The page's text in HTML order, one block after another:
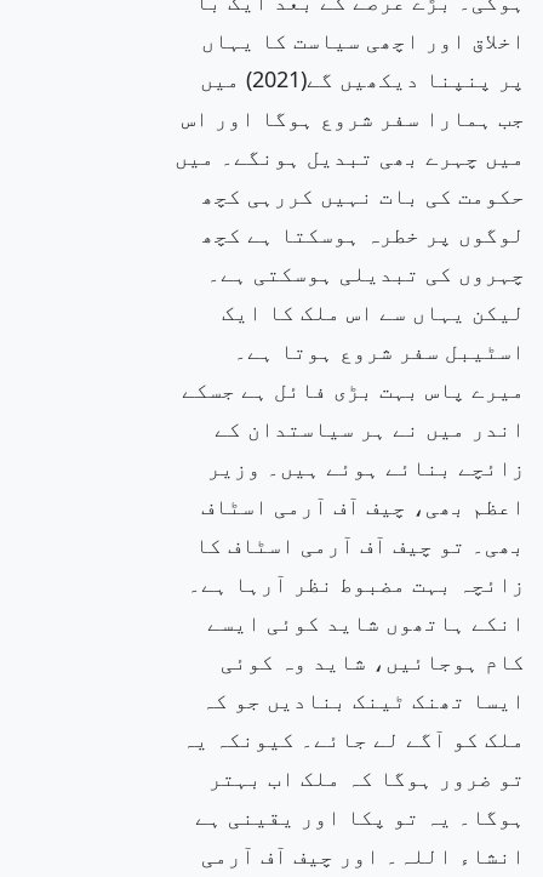
اخلاق اور اچھی سیاست کا یہاں
پر پنپنا دیکھیں گے(2021) میں
جب ہمارا سفر شروع ہوگا اور اس
میں چہرے بھی تبدیل ہونگے۔ میں
حکومت کی بات نہیں کررہی کچھ
لوگوں پر خطرہ ہوسکتا ہے کچھ
چہروں کی تبدیلی ہوسکتی ہے۔
لیکن یہاں سے اس ملک کا ایک
اسٹیبل سفر شروع ہوتا ہے۔
میرے پاس بہت بڑی فائل ہے جسکے
اندر میں نے ہر سیاستدان کے
زائچے بنائے ہوئے ہیں۔ وزیر
اعظم بھی، چیف آف آرمی اسٹاف
بھی۔ تو چیف آف آرمی اسٹاف کا
زائچہ بہت مضبوط نظر آرہا ہے۔
انکے ہاتھوں شاید کوئی ایسے
کام ہوجائیں، شاید وہ کوئی
ایسا تھنک ٹینک بنادیں جو کہ
ملک کو آگے لے جائے۔ کیونکہ یہ
تو ضرور ہوگا کہ ملک اب بہتر
ہوگا۔ یہ تو پکا اور یقینی ہے
انشاء اللہ۔ اور چیف آف آرمی